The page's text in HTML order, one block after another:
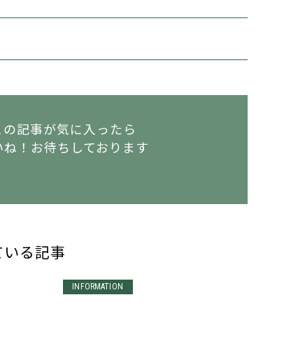
の記事が気に入ったら
！ お待ちしております
る記事
INFORMATION